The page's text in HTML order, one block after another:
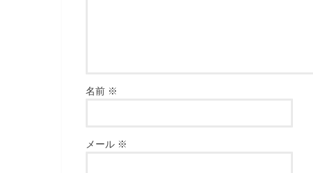
名前 ※
メール ※